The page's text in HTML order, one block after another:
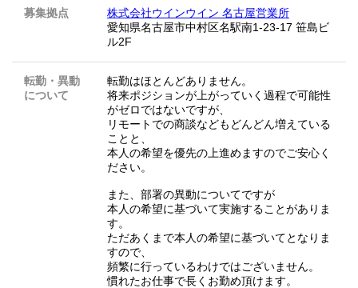
募集拠点
株式会社ウインウイン 名古屋営業所
愛知県名古屋市中村区名駅南1-23-17 笹島ビ
ル2F
転勤・異動
について
転勤はほとんどありません。
将来ポジションが上がっていく過程で可能性
がゼロではないですが、
リモートでの商談などもどんどん増えている
ことと、
本人の希望を優先の上進めますのでご安心く
ださい。
また、部署の異動についてですが
本人の希望に基づいて実施することがありま
す。
ただあくまで本人の希望に基づいてとなりま
すので、
頻繁に行っているわけではございません。
慣れたお仕事で長くお勤め頂けます。